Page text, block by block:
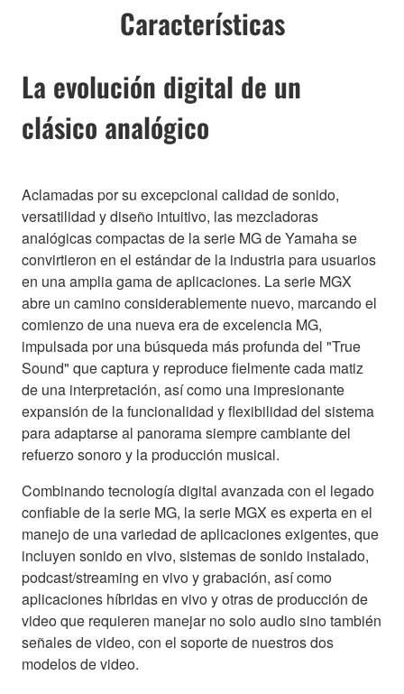
Características
La evolución digital de un
clásico analógico
Aclamadas por su excepcional calidad de sonido,
versatilidad y diseño intuitivo, las mezcladoras
analógicas compactas de la serie MG de Yamaha se
convirtieron en el estándar de la industria para usuarios
en una amplia gama de aplicaciones. La serie MGX
abre un camino considerablemente nuevo, marcando el
comienzo de una nueva era de excelencia MG,
impulsada por una búsqueda más profunda del "True
Sound" que captura y reproduce fielmente cada matiz
de una interpretación, así como una impresionante
expansión de la funcionalidad y flexibilidad del sistema
para adaptarse al panorama siempre cambiante del
refuerzo sonoro y la producción musical.
Combinando tecnología digital avanzada con el legado
confiable de la serie MG, la serie MGX es experta en el
manejo de una variedad de aplicaciones exigentes, que
incluyen sonido en vivo, sistemas de sonido instalado,
podcast/streaming en vivo y grabación, así como
aplicaciones híbridas en vivo y otras de producción de
video que requieren manejar no solo audio sino también
señales de video, con el soporte de nuestros dos
modelos de video.